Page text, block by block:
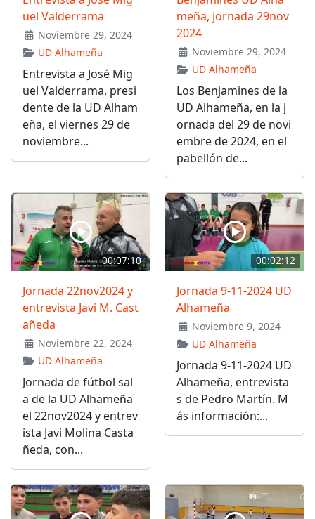
uel Valderrama
Noviembre 29, 2024
UD Alhameña
Entrevista a José Mig
uel Valderrama, presi
dente de la UD Alham
eña, el viernes 29 de
noviembre...
meña, jornada 29nov
2024
Noviembre 29, 2024
UD Alhameña
Los Benjamines de la
UD Alhameña, en la j
ornada del 29 de novi
embre de 2024, en el
pabellón de...
00:07:10
Jornada 22nov2024 y
entrevista Javi M. Cast
añeda
Noviembre 22, 2024
UD Alhameña
Jornada de fútbol sal
a de la UD Alhameña
el 22nov2024 y entrev
ista Javi Molina Casta
ñeda, con...
00:02:12
Jornada 9-11-2024 UD
Alhameña
Noviembre 9, 2024
UD Alhameña
Jornada 9-11-2024 UD
Alhameña, entrevista
s de Pedro Martín. M
ás información:...